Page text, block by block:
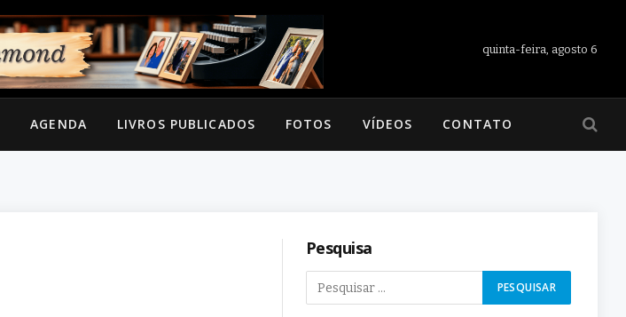
quinta-feira, agosto 6
AGENDA LIVROS PUBLICADOS FOTOS VÍDEOS CONTATO
Pesquisa